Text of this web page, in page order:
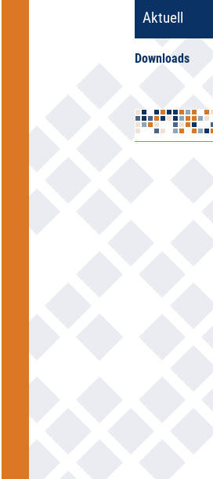
Aktuell
Downloads